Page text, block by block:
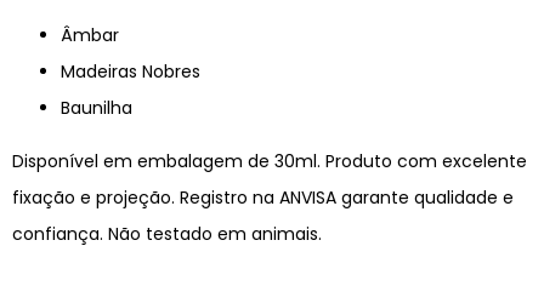
Âmbar
Madeiras Nobres
Baunilha
Disponível em embalagem de 30ml. Produto com excelente
fixação e projeção. Registro na ANVISA garante qualidade e
confiança. Não testado em animais.